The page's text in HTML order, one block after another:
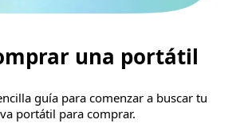
una portátil
guía para comenzar a buscar tu
portátil para comprar.